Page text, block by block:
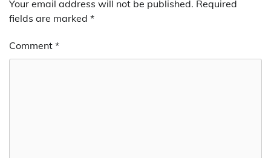
Your email address will not be published. Required
fields are marked *
Comment *